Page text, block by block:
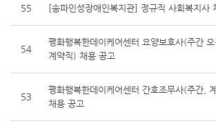
55 [송파인성장애인복지관] 정규직 사회복지사
54
평화행복한데이케어센터 요양보호사(주간 오
계약직) 채용 공고
53
평화행복한데이케어센터 간호조무사(주간,
채용 공고